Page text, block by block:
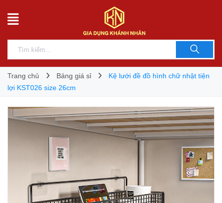
Trang chủ Bảng giá sỉ
Kệ lưới đề đồ hình chữ nhật tiện
lợi KST026 size 26cm